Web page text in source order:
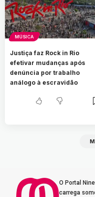
MÚSICA
Justiça faz Rock in Rio
efetivar mudanças após
denúncia por trabalho
análogo à escravidão
O Portal
carrega